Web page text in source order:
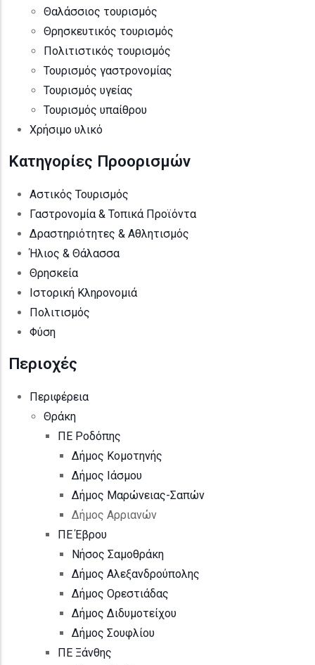
Θαλάσσιος τουρισμός
Θρησκευτικός τουρισμός
Πολιτιστικός τουρισμός
Τουρισμός γαστρονομίας
Τουρισμός υγείας
Τουρισμός υπαίθρου
Χρήσιμο υλικό
Κατηγορίες Προορισμών
Αστικός Τουρισμός
Γαστρονομία & Τοπικά Προϊόντα
Δραστηριότητες & Αθλητισμός
Ήλιος & Θάλασσα
Θρησκεία
Ιστορική Κληρονομιά
Πολιτισμός
Φύση
Περιοχές
Περιφέρεια
Θράκη
ΠΕ Ροδόπης
Δήμος Κομοτηνής
Δήμος Ιάσμου
Δήμος Μαρώνειας-Σαπών
Δήμος Αρριανών
ΠΕ Έβρου
Νήσος Σαμοθράκη
Δήμος Αλεξανδρούπολης
Δήμος Ορεστιάδας
Δήμος Διδυμοτείχου
Δήμος Σουφλίου
ΠΕ Ξάνθης